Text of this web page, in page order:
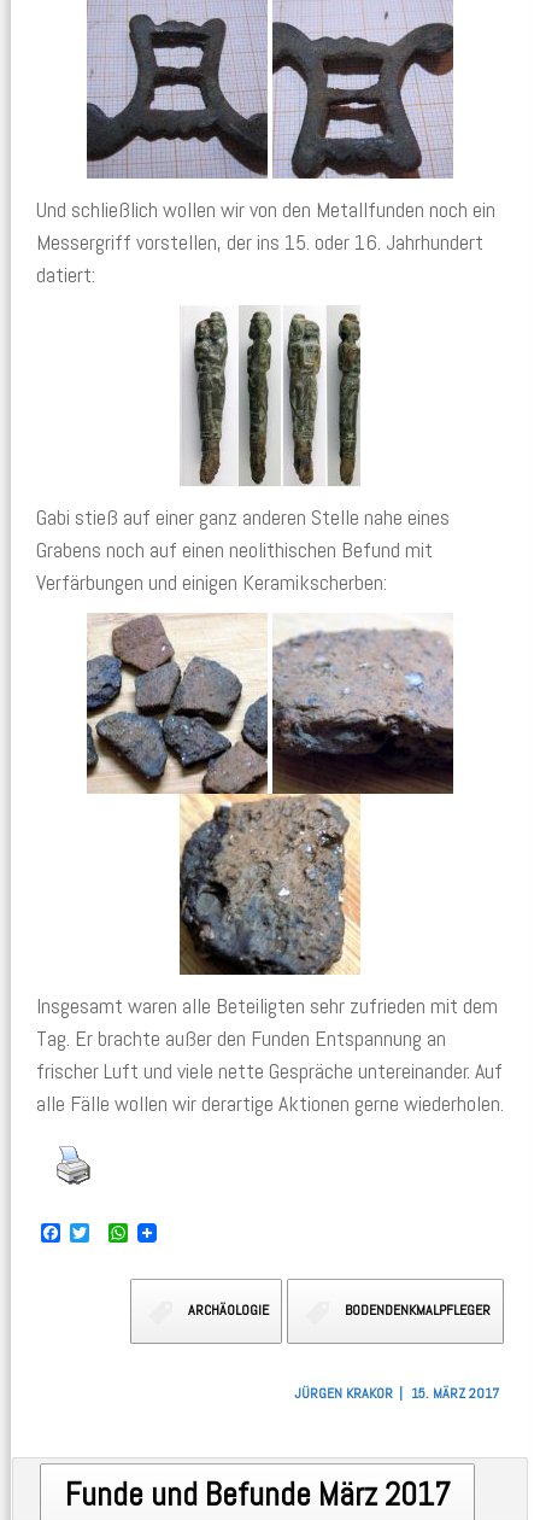
Und schließlich wollen wir von den Metallfunden noch ein
Messergriff vorstellen, der ins 15. oder 16. Jahrhundert
datiert:
Gabi stieß auf einer ganz anderen Stelle nahe eines
Grabens noch auf einen neolithischen Befund mit
Verfärbungen und einigen Keramikscherben:
Insgesamt waren alle Beteiligten sehr zufrieden mit dem
Tag. Er brachte außer den Funden Entspannung an
frischer Luft und viele nette Gespräche untereinander. Auf
alle Fälle wollen wir derartige Aktionen gerne wiederholen.
F T W
p
ARCHÄOLOGIE BODENDENKMALPFLEGER
JÜRGEN KRAKOR 15. MÄRZ 2017
Post navigation
Funde und Befunde März 2017